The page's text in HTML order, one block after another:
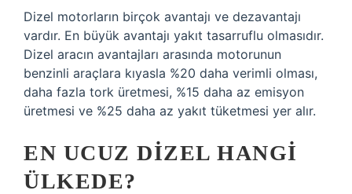
Dizel motorların birçok avantajı ve dezavantajı
vardır. En büyük avantajı yakıt tasarruflu olmasıdır.
Dizel aracın avantajları arasında motorunun
benzinli araçlara kıyasla %20 daha verimli olması,
daha fazla tork üretmesi, %15 daha az emisyon
üretmesi ve %25 daha az yakıt tüketmesi yer alır.
EN UCUZ DIZEL HANGI
ÜLKEDE?